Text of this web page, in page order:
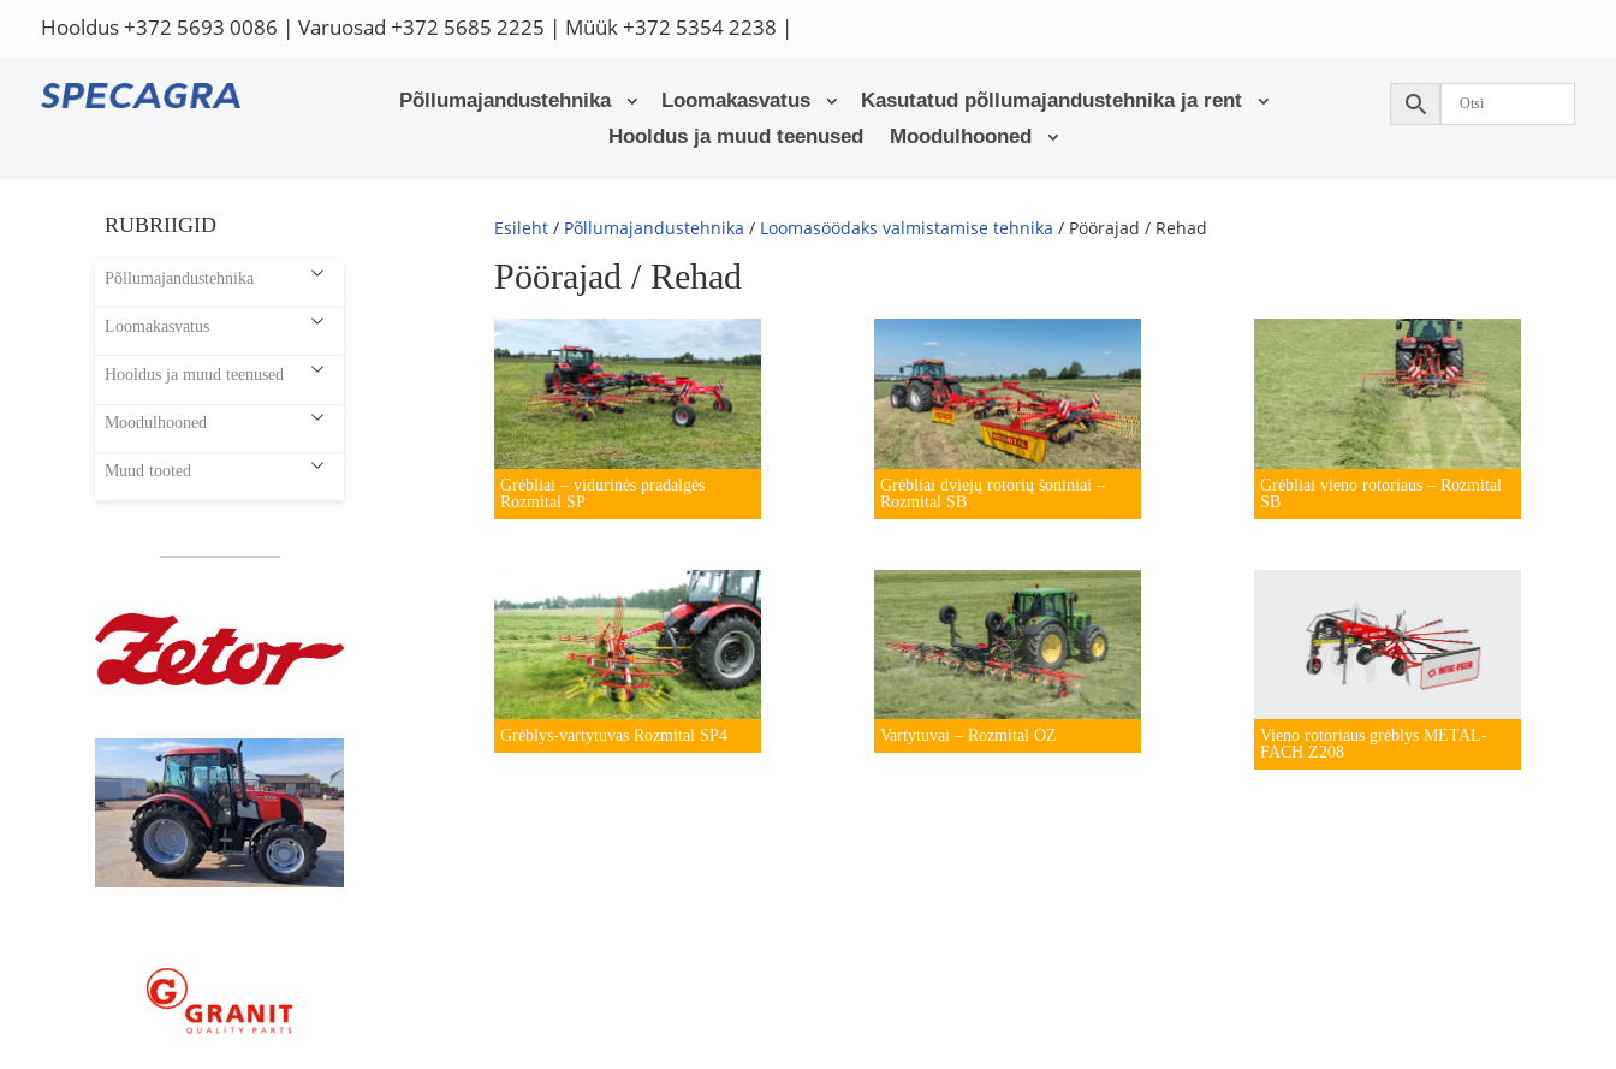
Hooldus+372 5693 0086 | Varuosad +372 5685 2225 | Müük+372 5354 2238 |
Põllumajandustehnika Loomakasvatus
Kasutatud põllumajandustehnika ja rent
Hooldus ja muud teenused
Moodulhooned
Esileht / Põllumajandustehnika / Loomasöödaks valmistamise tehnika / Pöörajad / Rehad
Pöörajad / Rehad
Grėbliai – vidurinės pradalgės
Rozmital SP
Grėbliai dviejų rotorių šoniniai –
Rozmital SB
Grėbliai vieno rotoriaus – Rozmital
SB
Grėblys-vartytuvas Rozmital SP4 Vartytuvai – Rozmital OZ
Vieno rotoriaus grėblys METAL-
FACH Z208
RUBRIIGID
Põllumajandustehnika
Loomakasvatus
Hooldus ja muud teenused
Moodulhooned
Muud tooted